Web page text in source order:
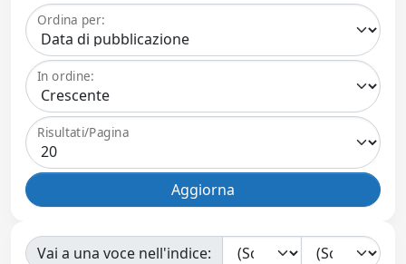
Ordina per:
In ordine:
Risultati/Pagina
Vai a una voce nell'indice: